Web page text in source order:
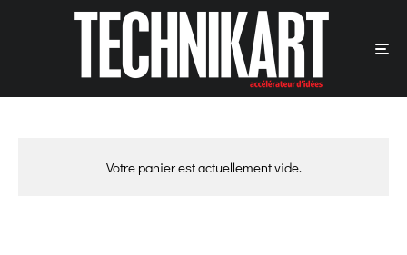
Votre panier est actuellement vide.